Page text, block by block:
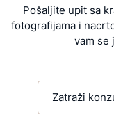
Pošaljite upit sa
fotografijama i
vam se
Zatraži